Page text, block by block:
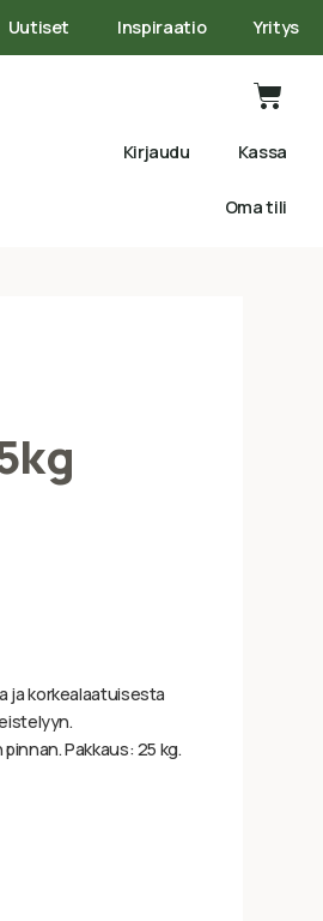
Uutiset Inspiraatio Yritys
Kirjaudu Kassa
Oma tili
ja korkealaatuisesta
Pakkaus: 25 kg.